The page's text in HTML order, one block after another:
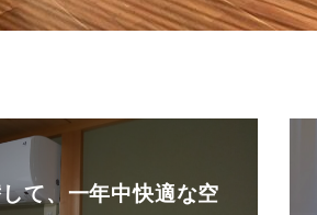
て、一年中快適な空